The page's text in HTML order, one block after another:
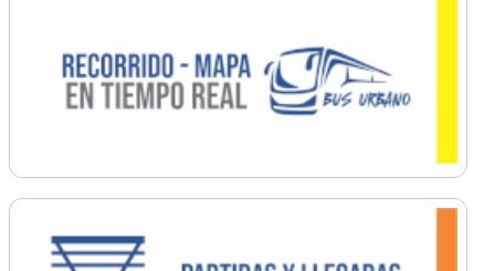
Ordenamiento
Promoción Social
Salud
Secretaría General